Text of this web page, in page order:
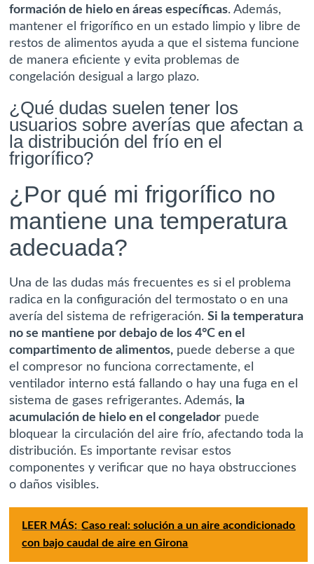
formación de hielo en áreas específicas. Además,
mantener el frigorífico en un estado limpio y libre de
restos de alimentos ayuda a que el sistema funcione
de manera eficiente y evita problemas de
congelación desigual a largo plazo.
¿Qué dudas suelen tener los
usuarios sobre averías que afectan a
la distribución del frío en el
frigorífico?
¿Por qué mi frigorífico no
mantiene una temperatura
adecuada?
Una de las dudas más frecuentes es si el problema
radica en la configuración del termostato o en una
avería del sistema de refrigeración.Si la temperatura
no se mantiene por debajo de los 4°C en el
compartimento de alimentos, puede deberse a que
el compresor no funciona correctamente, el
ventilador interno está fallando o hay una fuga en el
sistema de gases refrigerantes. Además, la
acumulación de hielo en el congelador puede
bloquear la circulación del aire frío, afectando toda la
distribución. Es importante revisar estos
componentes y verificar que no haya obstrucciones
o daños visibles.
LEER MÁS: Caso real: solución a un aire acondicionado
con bajo caudal de aire en Girona